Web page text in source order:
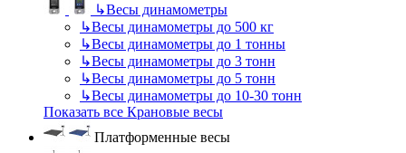
↳Весы динамометры
↳Весы динамометры до 500 кг
↳Весы динамометры до 1 тонны
↳Весы динамометры до 3 тонн
↳Весы динамометры до 5 тонн
↳Весы динамометры до 10-30 тонн
Показать все Крановые весы
Платформенные весы